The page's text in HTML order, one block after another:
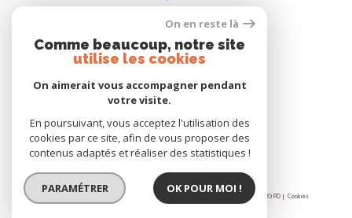
Avis
Clients
Nous
adhérons
© 2026 | Tous droits réservés | Traduction powered by Google |
Plan du site Mentions légales Politique RGPD Cookies
On en reste là
Comme beaucoup, notre site
utilise les cookies
On aimerait vous accompagner pendant
votre visite.
En poursuivant, vous acceptez l'utilisation des
cookies par ce site, afin de vous proposer des
contenus adaptés et réaliser des statistiques !
PARAMÉTRER OK POUR MOI !